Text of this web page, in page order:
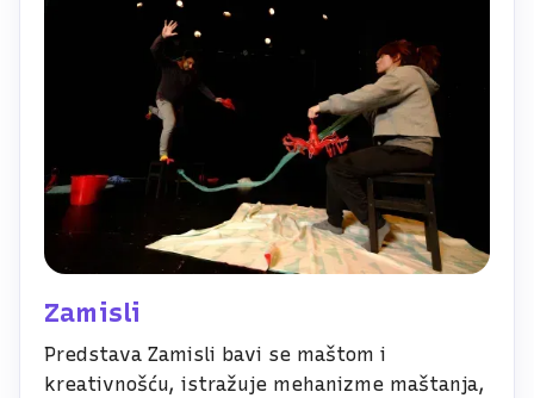
Zamisli
Predstava Zamisli bavi se maštom i
kreativnošću, istražuje mehanizme maštanja,